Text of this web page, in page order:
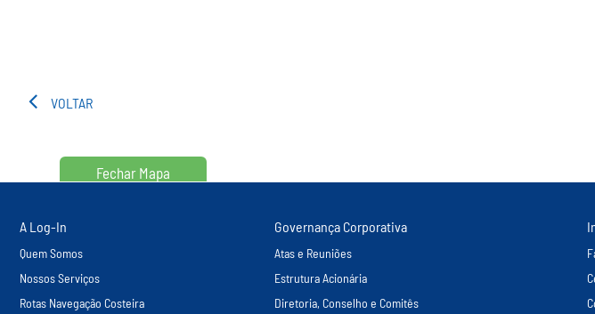
VOLTAR
Fechar Mapa
A Log-In
Quem Somos
Nossos Serviços
Rotas Navegação Costeira
Governança Corporativa
Atas e Reuniões
Estrutura Acionária
Diretoria, Conselho e Comitês